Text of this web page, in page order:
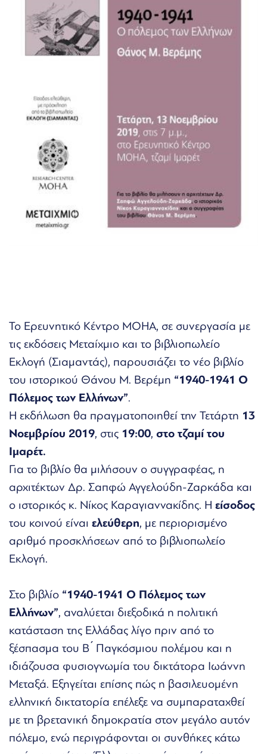
Το Ερευνητικό Κέντρο MOHA, σε συνεργασία με
τις εκδόσεις Μεταίχμιο και το βιβλιοπωλείο
Εκλογή (Σιαμαντάς), παρουσιάζει το νέο βιβλίο
του ιστορικού Θάνου Μ. Βερέμη “1940-1941 Ο
Πόλεμος των Ελλήνων”.
Η εκδήλωση θα πραγματοποιηθεί την Τετάρτη 13
Νοεμβρίου 2019, στις 19:00, στο τζαμί του
Ιμαρέτ.
Για το βιβλίο θα μιλήσουν ο συγγραφέας, η
αρχιτέκτων Δρ. Σαπφώ Αγγελούδη-Ζαρκάδα και
ο ιστορικός κ. Νίκος Καραγιαννακίδης. Η είσοδος
του κοινού είναι ελεύθερη, με περιορισμένο
αριθμό προσκλήσεων από το βιβλιοπωλείο
Εκλογή.
Στο βιβλίο “1940-1941 Ο Πόλεμος των
Ελλήνων”, αναλύεται διεξοδικά η πολιτική
κατάσταση της Ελλάδας λίγο πριν από το
ξέσπασμα του Β ́ Παγκόσμιου πολέμου και η
ιδιάζουσα φυσιογνωμία του δικτάτορα Ιωάννη
Μεταξά. Εξηγείται επίσης πώς η βασιλευομένη
ελληνική δικτατορία επέλεξε να συμπαραταχθεί
με τη βρετανική δημοκρατία στον μεγάλο αυτόν
πόλεμο, ενώ περιγράφονται οι συνθήκες κάτω